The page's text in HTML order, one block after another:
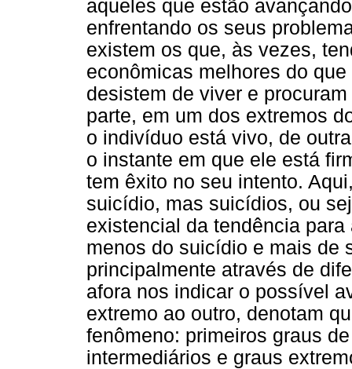
aqueles que estão
enfrentando os seus
existem os que, às vezes,
econômicas melhores do
desistem de viver e
parte, em um dos extremos
o indivíduo está vivo, de
o instante em que ele está
tem êxito no seu intento.
suicídio, mas suicídios, ou
existencial da tendência
menos do suicídio e mais de
principalmente através de
afora nos indicar o possível
extremo ao outro, denotam
fenômeno: primeiros graus
intermediários e graus